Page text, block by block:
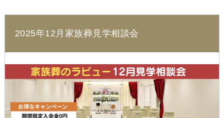
2025年12月家族葬見学相談会